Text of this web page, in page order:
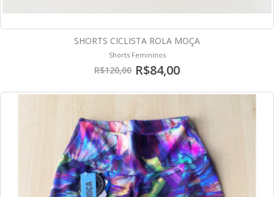
SHORTS CICLISTA ROLA MOÇA
Shorts Femininos
R$120,00 R$84,00